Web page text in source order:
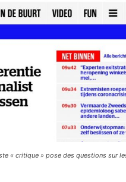
« critique » pose des questions sur